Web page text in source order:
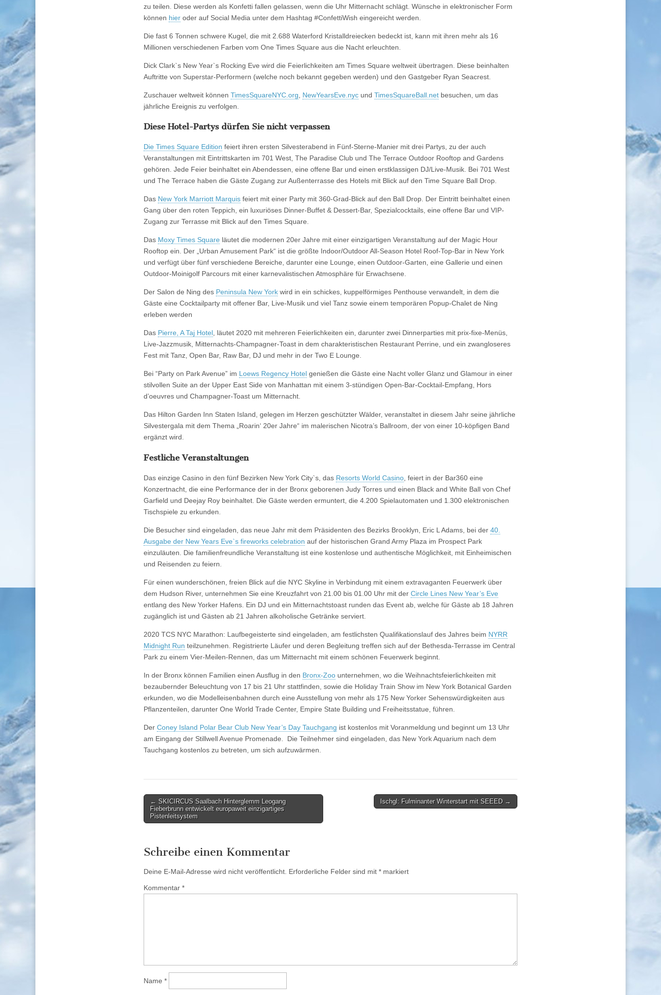
zu teilen. Diese werden als Konfetti fallen gelassen, wenn die Uhr Mitternacht schlägt. Wünsche in elektronischer Form
können hieroder auf Social Media unter dem Hashtag #ConfettiWish eingereicht werden.
Die fast 6 Tonnen schwere Kugel, die mit 2.688 Waterford Kristalldreiecken bedeckt ist, kann mit ihren mehr als 16
Millionen verschiedenen Farben vom One Times Square aus die Nacht erleuchten.
Dick Clark`s New Year`s Rocking Eve wird die Feierlichkeiten am Times Square weltweit übertragen. Diese beinhalten
Auftritte von Superstar-Performern (welche noch bekannt gegeben werden) und den Gastgeber Ryan Seacrest.
Zuschauer weltweit können TimesSquareNYC.org NewYearsEve.nycund TimesSquareBall.netbesuchen, um das
jährliche Ereignis zu verfolgen.
Diese Hotel-Partys dürfen Sie nicht verpassen
Die Times Square Edition feiert ihren ersten Silvesterabend in Fünf-Sterne-Manier mit drei Partys, zu der auch
Veranstaltungen mit Eintrittskarten im 701 West, The Paradise Club und The Terrace Outdoor Rooftop and Gardens
gehören. Jede Feier beinhaltet ein Abendessen, eine offene Bar und einen erstklassigen DJ/Live-Musik. Bei 701 West
und The Terrace haben die Gäste Zugang zur Außenterrasse des Hotels mit Blick auf den Time Square Ball Drop.
Das New York Marriott Marquisfeiert mit einer Party mit 360-Grad-Blick auf den Ball Drop. Der Eintritt beinhaltet einen
Gang über den roten Teppich, ein luxuriöses Dinner-Buffet & Dessert-Bar, Spezialcocktails, eine offene Bar und VIP-
Zugang zur Terrasse mit Blick auf den Times Square.
Das Moxy Times Squareläutet die modernen 20er Jahre mit einer einzigartigen Veranstaltung auf der Magic Hour
Rooftop ein. Der „Urban Amusement Park“ ist die größte Indoor/Outdoor All-Season Hotel Roof-Top-Bar in New York
und verfügt über fünf verschiedene Bereiche, darunter eine Lounge, einen Outdoor-Garten, eine Gallerie und einen
Outdoor-Moinigolf Parcours mit einer karnevalistischen Atmosphäre für Erwachsene.
Der Salon de Ning des Peninsula New Yorkwird in ein schickes, kuppelförmiges Penthouse verwandelt, in dem die
Gäste eine Cocktailparty mit offener Bar, Live-Musik und viel Tanz sowie einem temporären Popup-Chalet de Ning
erleben werden
Das Pierre, A Taj Hotel, läutet 2020 mit mehreren Feierlichkeiten ein, darunter zwei Dinnerparties mit prix-fixe-Menüs,
Live-Jazzmusik, Mitternachts-Champagner-Toast in dem charakteristischen Restaurant Perrine, und ein zwangloseres
Fest mit Tanz, Open Bar, Raw Bar, DJ und mehr in der Two E Lounge.
Bei “Party on Park Avenue” im Loews Regency Hotelgenießen die Gäste eine Nacht voller Glanz und Glamour in einer
stilvollen Suite an der Upper East Side von Manhattan mit einem 3-stündigen Open-Bar-Cocktail-Empfang, Hors
d’oeuvres und Champagner-Toast um Mitternacht.
Das Hilton Garden Inn Staten Island, gelegen im Herzen geschützter Wälder, veranstaltet in diesem Jahr seine jährliche
Silvestergala mit dem Thema „Roarin‘ 20er Jahre“ im malerischen Nicotra’s Ballroom, der von einer 10-köpfigen Band
ergänzt wird.
Festliche Veranstaltungen
Das einzige Casino in den fünf Bezirken New York City`s, das Resorts World Casino, feiert in der Bar360 eine
Konzertnacht, die eine Performance der in der Bronx geborenen Judy Torres und einen Black and White Ball von Chef
Garfield und Deejay Roy beinhaltet. Die Gäste werden ermuntert, die 4.200 Spielautomaten und 1.300 elektronischen
Tischspiele zu erkunden.
Die Besucher sind eingeladen, das neue Jahr mit dem Präsidenten des Bezirks Brooklyn, Eric L Adams, bei der 40.
Ausgabe der New Years Eve`s fireworks celebration auf der historischen Grand Army Plaza im Prospect Park
einzuläuten. Die familienfreundliche Veranstaltung ist eine kostenlose und authentische Möglichkeit, mit Einheimischen
und Reisenden zu feiern.
Für einen wunderschönen, freien Blick auf die NYC Skyline in Verbindung mit einem extravaganten Feuerwerk über
dem Hudson River, unternehmen Sie eine Kreuzfahrt von 21.00 bis 01.00 Uhr mit der Circle Lines New Year’s Eve
entlang des New Yorker Hafens. Ein DJ und ein Mitternachtstoast runden das Event ab, welche für Gäste ab 18 Jahren
zugänglich ist und Gästen ab 21 Jahren alkoholische Getränke serviert.
2020 TCS NYC Marathon: Laufbegeisterte sind eingeladen, am festlichsten Qualifikationslauf des Jahres beim NYRR
Midnight Run teilzunehmen. Registrierte Läufer und deren Begleitung treffen sich auf der Bethesda-Terrasse im Central
Park zu einem Vier-Meilen-Rennen, das um Mitternacht mit einem schönen Feuerwerk beginnt.
In der Bronx können Familien einen Ausflug in den Bronx-Zoounternehmen, wo die Weihnachtsfeierlichkeiten mit
bezaubernder Beleuchtung von 17 bis 21 Uhr stattfinden, sowie die Holiday Train Show im New York Botanical Garden
erkunden, wo die Modelleisenbahnen durch eine Ausstellung von mehr als 175 New Yorker Sehenswürdigkeiten aus
Pflanzenteilen, darunter One World Trade Center, Empire State Building und Freiheitsstatue, führen.
Der Coney Island Polar Bear Club New Year’s Day Tauchgang ist kostenlos mit Voranmeldung und beginnt um 13 Uhr
am Eingang der Stillwell Avenue Promenade. Die Teilnehmer sind eingeladen, das New York Aquarium nach dem
Tauchgang kostenlos zu betreten, um sich aufzuwärmen.
Post
navigation
← SKICIRCUS Saalbach Hinterglemm Leogang
Fieberbrunn entwickelt europaweit einzigartiges
Pistenleitsystem
Ischgl: Fulminanter Winterstart mit SEEED →
Schreibe einen Kommentar
Deine E-Mail-Adresse wird nicht veröffentlicht. Erforderliche Felder sind mit *markiert
Kommentar *
Name *